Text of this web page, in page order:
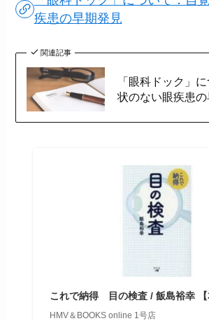
疾患の早期発見
関連記事
「眼科ドック」
状のない眼疾患
これで納得 目の検査 / 飯島裕幸 【
HMV＆BOOKS online 1号店